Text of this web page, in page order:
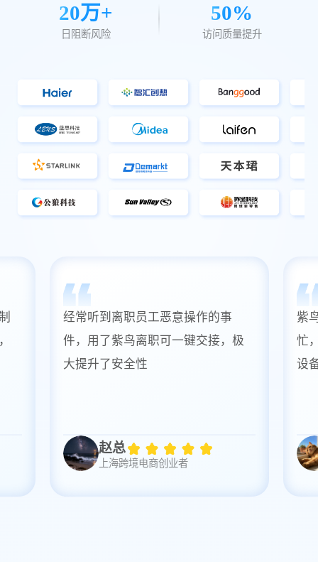
20万+
日阻断风险
50%
访问质量提升
经常听到离职员工恶意操作的事
件，用了紫鸟离职可一键交接，极
大提升了安全性
赵总
上海跨境电商创业者
紫
忙
设